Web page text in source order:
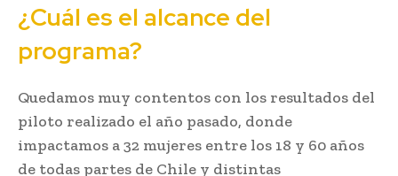
¿Cuál es el alcance del
programa?
Quedamos muy contentos con los resultados del
piloto realizado el año pasado, donde
impactamos a 32 mujeres entre los 18 y 60 años
de todas partes de Chile y distintas